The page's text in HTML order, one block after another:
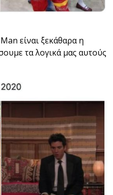
είναι ξεκάθαρα η
τα λογικά μας αυτούς